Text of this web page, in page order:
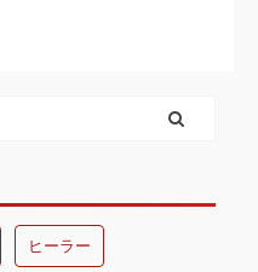
ヒーラー